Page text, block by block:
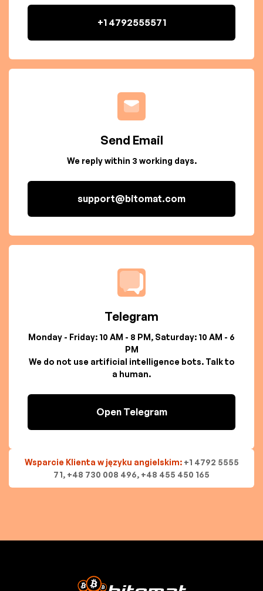
+1 4792555571
Send Email
We reply within 3 working days.
support@bitomat.com
Telegram
Monday - Friday: 10 AM - 8 PM, Saturday: 10 AM - 6
PM
We do not use artificial intelligence bots. Talk to
a human.
Open Telegram
Wsparcie Klienta w języku angielskim: +1 4792 5555
71, +48 730 008 496, +48 455 450 165